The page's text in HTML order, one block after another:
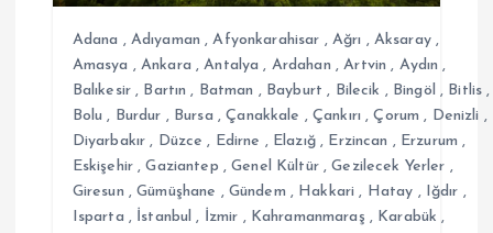
Adana , Adıyaman ,Afyonkarahisar , Ağrı , Aksaray,
Amasya ,Ankara ,Antalya , Ardahan ,Artvin , Aydın ,
Balıkesir , Bartın , Batman , Bayburt , Bilecik , Bingöl , Bitlis ,
Bolu , Burdur , Bursa ,Çanakkale , Çankırı ,Çorum , Denizli ,
Diyarbakır , Düzce , Edirne , Elazığ, Erzincan , Erzurum ,
Eskişehir ,Gaziantep ,Genel Kültür,Gezilecek Yerler ,
Giresun ,Gümüşhane , Gündem , Hakkari , Hatay , Iğdır ,
Isparta , İstanbul , İzmir , Kahramanmaraş , Karabük ,